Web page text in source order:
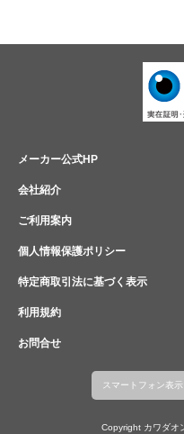
メーカー公式HP
会社紹介
ご利用案内
個人情報保護ポリシー
特定商取引法に基づく表示
利用規約
お問合せ
スマートフォン表示
Copyright カワダオ